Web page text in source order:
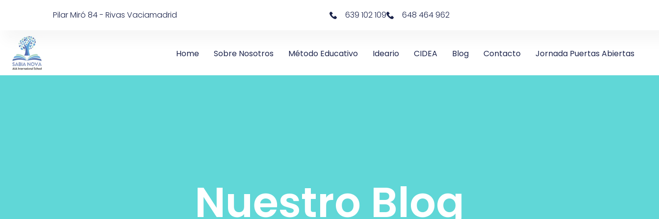
Pilar Miró 84 - Rivas Vaciamadrid 639 102 109 648 464 962
Home Sobre Nosotros Método Educativo Ideario CIDEA Blog Contacto Jornada Puertas Abiertas
Nuestro Blog